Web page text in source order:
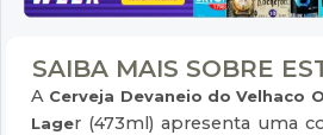
SAIBA MAIS SOBRE
A Cerveja Devaneio do Velhaco
Lager (473ml) apresenta uma